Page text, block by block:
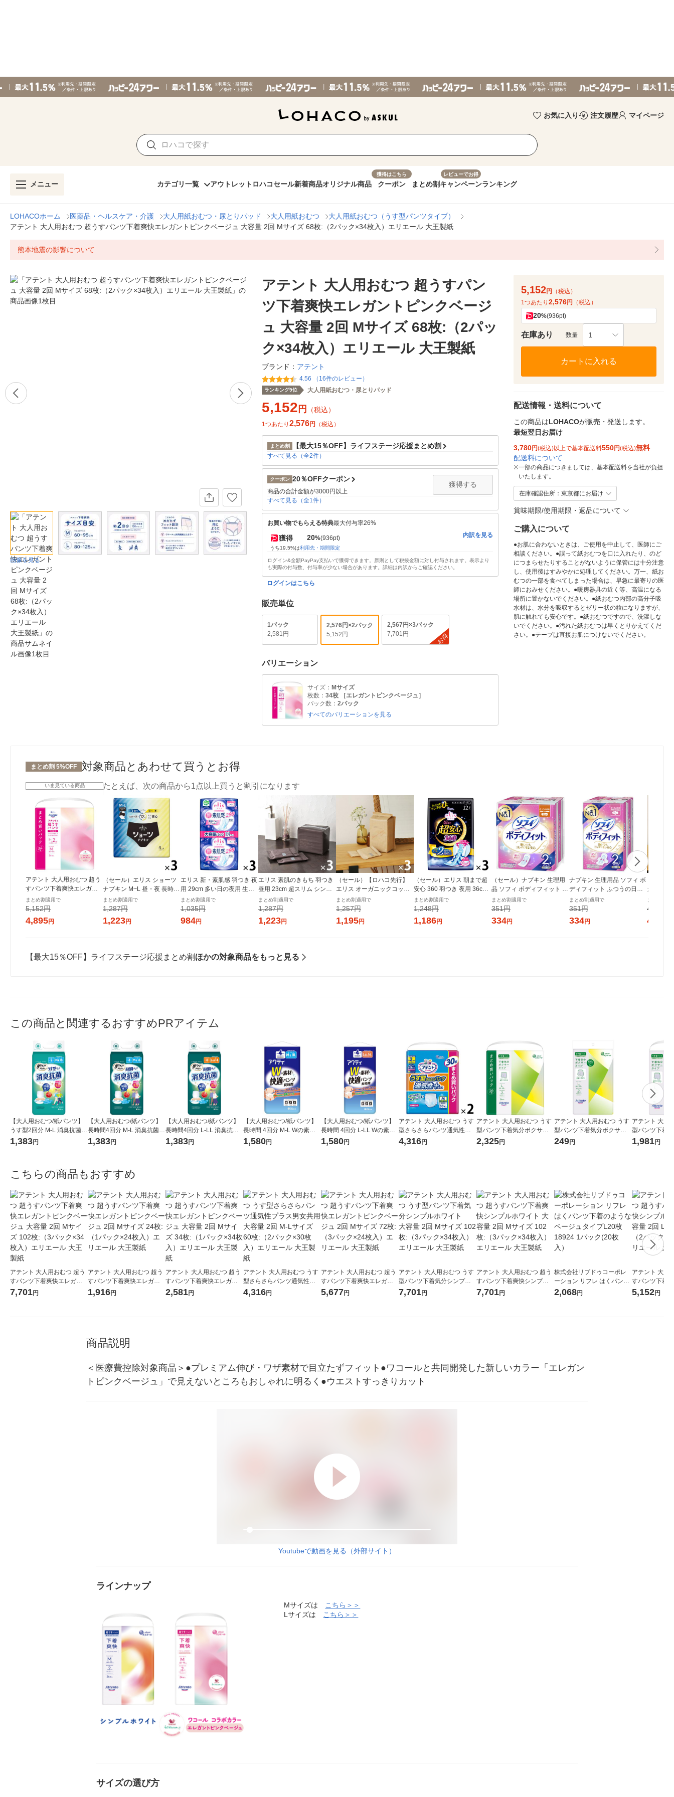
お気に入り 注文履歴 マイページ
メニュー カテゴリ一覧 アウトレット ロハコセール新着商品オリジナル商品
獲得はこちら
クーポン まとめ割
レビューでお得
キャンペーンランキング
LOHACOホーム 医薬品・ヘルスケア・介護 大人用紙おむつ・尿とりパッド 大人用紙おむつ
大人用紙おむつ（うす型パンツタイプ）
アテント 大人用おむつ 超うすパンツ下着爽快エレガントピンクベージュ 大容量 2回 Mサイズ 68枚:（2パック×34枚入）エリエール 大王製紙
熊本地震の影響について
画像を見る
アテント 大人用おむつ 超うすパン
ツ下着爽快エレガントピンクベージ
ュ 大容量 2回 Mサイズ 68枚:（2パッ
ク×34枚入）エリエール 大王製紙
ブランド： アテント
4.56 （16件のレビュー）
ランキング9位 大人用紙おむつ・尿とりパッド
5,152 円 （税込）
1つあたり 2,576円 （税込）
まとめ割 【最大15％OFF】ライフステージ応援まとめ割
すべて見る（全2件）
クーポン 20％OFFクーポン
商品の合計金額が3000円以上
獲得する
すべて見る（全1件）
お買い物でもらえる特典最大付与率26%
獲得 20%(936pt)
うち19.5%は利用先・期間限定
内訳を見る
ログイン&全額PayPay支払いで獲得できます。原則として税抜金額に対し付与されます。表示より
も実際の付与数、付与率が少ない場合があります。詳細は内訳からご確認ください。
ログインはこちら
販売単位
1パック
2,581円
2,576円×2パック
5,152円
2,567円×3パック
7,701円
お得
バリエーション
サイズ： Mサイズ
枚数： 34枚 ［エレガントピンクベージュ］
パック数： 2パック
すべてのバリエーションを見る
5,152円
（税込）
1つあたり 2,576円 （税込）
20%(936pt)
在庫あり 数量 1
カートに入れる
配送情報・送料について
この商品はLOHACOが販売・発送します。
最短翌日お届け
3,780円(税込)以上で基本配送料550円(税込)無料
配送料について
※一部の商品につきましては、基本配送料を当社が負担
いたします。
在庫確認住所：東京都にお届け
賞味期限/使用期限・返品について
ご購入について
●お肌に合わないときは、ご使用を中止して、医師にご
相談ください。●誤って紙おむつを口に入れたり、のど
につまらせたりすることがないように保管には十分注意
し、使用後はすみやかに処理してください。万一、紙お
むつの一部を食べてしまった場合は、早急に最寄りの医
師におみせください。●暖房器具の近く等、高温になる
場所に置かないでください。●紙おむつ内部の高分子吸
水材は、水分を吸収するとゼリー状の粒になりますが、
肌に触れても安心です。●紙おむつですので、洗濯しな
いでください。●汚れた紙おむつは早くとりかえてくだ
さい。●テープは直接お肌につけないでください。
まとめ割 5%OFF 対象商品とあわせて買うとお得
いま見ている商品
アテント 大人用おむつ 超う
すパンツ下着爽快エレガン
トピンクベージュ 大容量 2
回 Mサイズ 68枚:（2パック×
紙
まとめ割適用で
5,152円
4,895円
たとえば、次の商品から1点以上買うと割引になります
（セール）エリス ショーツ
ナプキン M~L 昼・夜 長時間
用 ブラックカラー 1セット
（4枚入×3パック） 大王製
紙
まとめ割適用で
1,287円
1,223円
エリス 新・素肌感 羽つき 夜
用 29cm 多い日の夜用 生理
用ナプキン 1セット（18枚×
3パック） 大王製紙 エリエ
ール 生理用品
まとめ割適用で
1,035円
984円
エリス 素肌のきもち 羽つき
昼用 23cm 超スリム シンプ
ルデザイン 3個(20枚×3) ナ
プキン 大王製紙 エリエール
生理用品
まとめ割適用で
1,287円
1,223円
（セール）【ロハコ先行】
エリス オーガニックコット
ン 羽つき 21cm 多い昼〜ふ
つうの日用（22枚×3個）素
肌のきもち ナチュラルシリ
ーズ 生理用品
まとめ割適用で
1,257円
1,195円
（セール）エリス 朝まで超
安心 360 羽つき 夜用 36cm
特に多い日の夜用 ナプキン
3個（12枚×3）大王製紙 生
理用品
まとめ割適用で
1,248円
1,186円
（セール）ナプキン 生理用
品 ソフィ ボディフィット ふ
つうの日用 羽なし (210/21c
m) 1パック (28枚×2個) ユ
ニ・チャーム
まとめ割適用で
351円
334円
ナプキン 生理用品 ソフィ ボ
ディフィット ふつうの日用
羽つき (210/21cm) 1パック
(20枚×2個) ユニ・チャーム
まとめ割適用で
351円
334円
ガニック
cm 多い
個（22枚
まとめ割適
432円
411
【最大15％OFF】ライフステージ応援まとめ割 ほかの対象商品をもっと見る
この商品と関連するおすすめPRアイテム
【大人用おむつ/紙パンツ】
うす型2回分 M-L 消臭抗菌
肌ケアアクティ 1パック(18
1,383円
【大人用おむつ/紙パンツ】
長時間4回分 M-L 消臭抗菌
肌ケアアクティ 1パック(16
1,383円
【大人用おむつ/紙パンツ】
長時間4回分 L-LL 消臭抗菌
肌ケアアクティ 1パック(14
1,383円
【大人用おむつ/紙パンツ】
長時間 4回分 M-L Wの素材
で快適パンツ 1パック(18枚
1,580円
【大人用おむつ/紙パンツ】
長時間 4回分 L-LL Wの素材
で快適パンツ 1パック(16枚
1,580円
アテント 大人用おむつ うす
型さらさらパンツ通気性プ
ラス男女共用 大容量 2回 M-
4,316円
アテント 大人用おむつ うす
型パンツ下着気分ボクサー
タイプうす型パンツ 大容量
2,325円
アテント 大人用おむつ うす
型パンツ下着気分ボクサー
タイプうす型パンツ トライ
249円
アテント 大人
型パンツ下着
タイプうす型パンツ
1,981円
こちらの商品もおすすめ
アテント 大人用おむつ 超う
すパンツ下着爽快エレガン
トピンクベージュ 大容量 2
7,701円
アテント 大人用おむつ 超う
すパンツ下着爽快エレガン
トピンクベージュ 2回 Mサイ
1,916円
アテント 大人用おむつ 超う
すパンツ下着爽快エレガン
トピンクベージュ 大容量 2
2,581円
アテント 大人用おむつ うす
型さらさらパンツ通気性プ
ラス男女共用 大容量 2回 M-
4,316円
アテント 大人用おむつ 超う
すパンツ下着爽快エレガン
トピンクベージュ 2回 Mサイ
5,677円
アテント 大人用おむつ うす
型パンツ下着気分シンプル
ホワイト 大容量 2回 Mサ
7,701円
アテント 大人用おむつ 超う
すパンツ下着爽快シンプル
ホワイト 大容量 2回 Mサイ
7,701円
株式会社リブドゥコーポレ
ーション リフレ はくパンツ
下着のようなベージュタイ
2,068円
アテント 大人
すパンツ下着
ホワイト 大容
5,152円
商品説明
＜医療費控除対象商品＞●プレミアム伸び・ワザ素材で目立たずフィット●ワコールと共同開発した新しいカラー「エレガン
トピンクベージュ」で見えないところもおしゃれに明るく●ウエストすっきりカット
Youtubeで動画を見る（外部サイト）
ラインナップ
Mサイズは こちら＞＞
Lサイズは こちら＞＞
サイズの選び方